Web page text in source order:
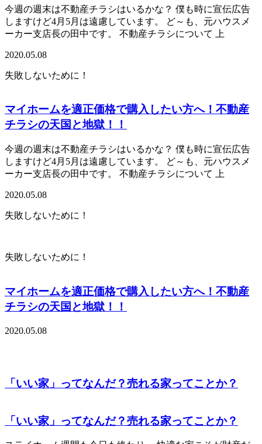
今週の週末は不動産チラシはいるかな？ 僕も時に宣伝広告
しますけど4月5月は遠慮しています。 ど～も、元ハウスメ
ーカー支店長の田中です。 不動産チラシについて 上
2020.05.08
失敗しないために！
マイホームを適正価格で購入したい方へ！不動産
チラシの天国と地獄！！
今週の週末は不動産チラシはいるかな？ 僕も時に宣伝広告
しますけど4月5月は遠慮しています。 ど～も、元ハウスメ
ーカー支店長の田中です。 不動産チラシについて 上
2020.05.08
失敗しないために！
失敗しないために！
マイホームを適正価格で購入したい方へ！不動産
チラシの天国と地獄！！
2020.05.08
「いい家」ってなんだ？売れる家ってことか？
「いい家」ってなんだ？売れる家ってことか？